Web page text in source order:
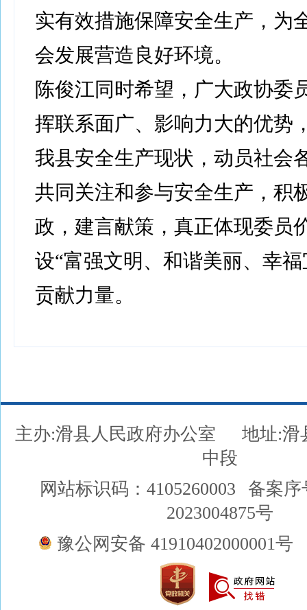
实有效措施保障安全生产，为
会发展营造良好环境。
陈俊江同时希望，广大政协委
挥联系面广、影响力大的优势
我县安全生产现状，动员社会
共同关注和参与安全生产，积
政，建言献策，真正体现委员
设“富强文明、和谐美丽、幸
贡献力量。
主办:滑县人民政府办公室
地址:滑
中段
网站标识码：4105260003
备案序
2023004875号
豫公网安备 41910402000001号